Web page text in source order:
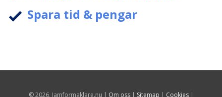
Spara tid & pengar
© 2026, Jamformaklare.nu | Om oss| Sitemap | Cookies|